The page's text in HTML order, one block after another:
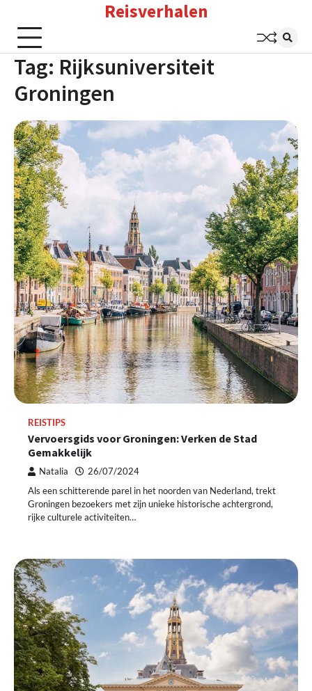
content
Reisverhalen
Tag: Rijksuniversiteit
Groningen
REISTIPS
Vervoersgids voor Groningen: Verken de Stad
Gemakkelijk
Natalia 26/07/2024
Als een schitterende parel in het noorden van Nederland, trekt
Groningen bezoekers met zijn unieke historische achtergrond,
rijke culturele activiteiten…